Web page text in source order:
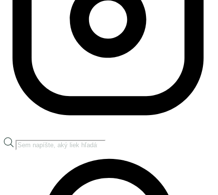
Products
search